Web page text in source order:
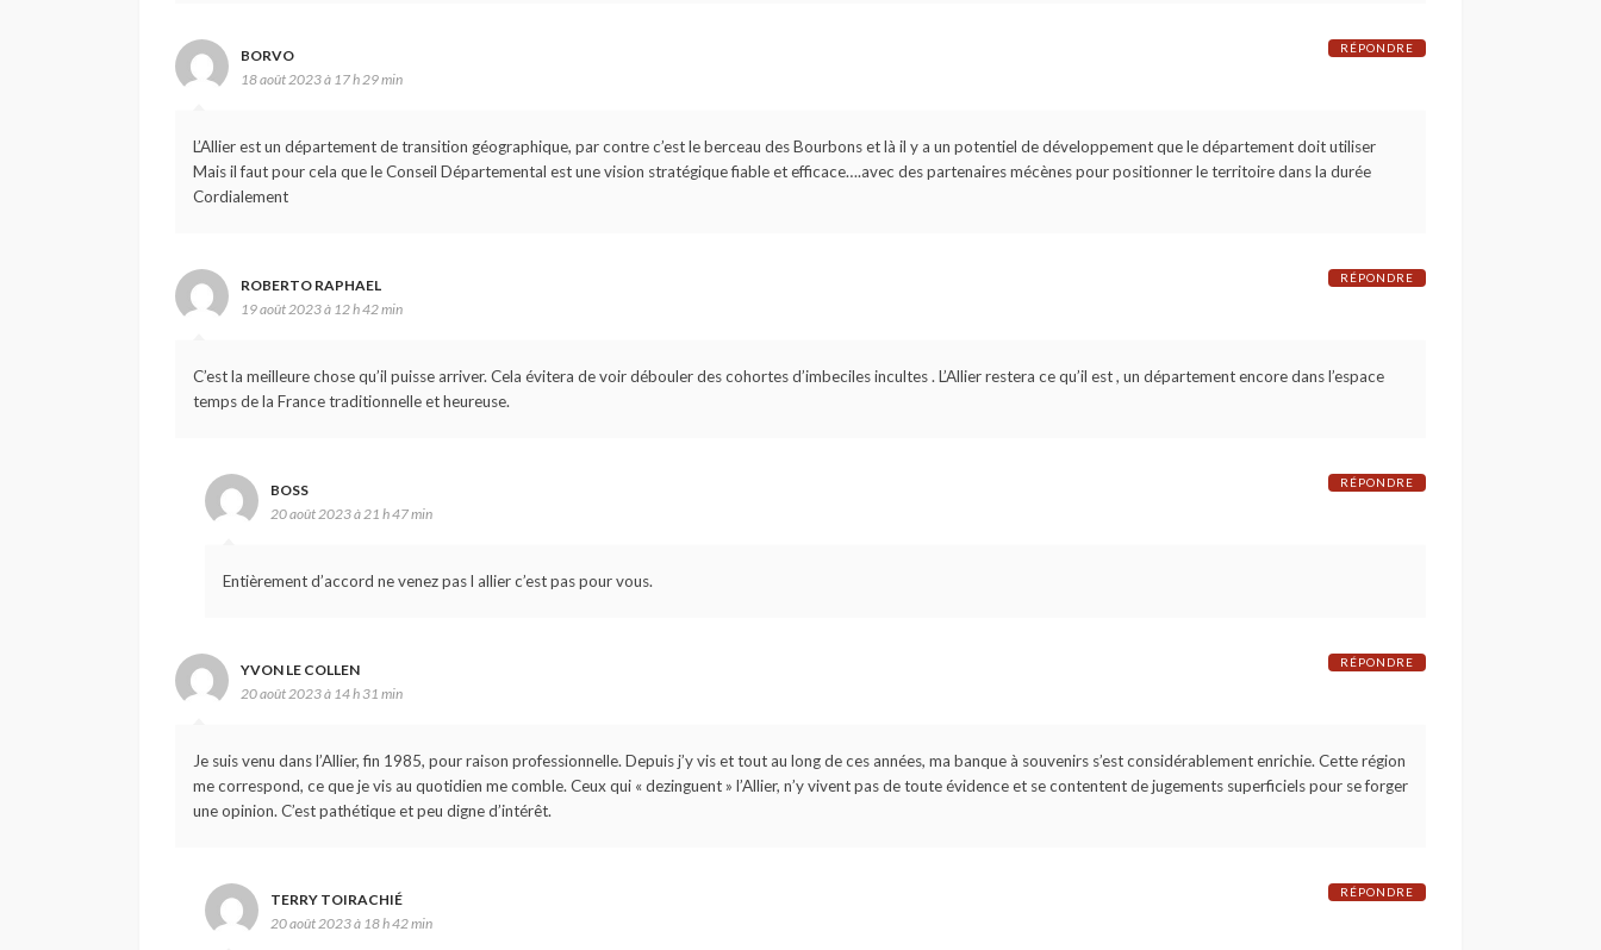
BORVO
18 août 2023 à 17 h 29 min
L’Allier est un département de transition géographique, par contre c’est le berceau des Bourbons et là il y a un potentiel de développement que le département doit utiliser
Mais il faut pour cela que le Conseil Départemental est une vision stratégique fiable et efficace….avec des partenaires mécènes pour positionner le territoire dans la durée
Cordialement
RÉPONDRE
ROBERTO RAPHAEL
19 août 2023 à 12 h 42 min
C’est la meilleure chose qu’il puisse arriver. Cela évitera de voir débouler des cohortes d’imbeciles incultes . L’Allier restera ce qu’il est , un département encore dans l’espace
temps de la France traditionnelle et heureuse.
RÉPONDRE
BOSS
20 août 2023 à 21 h 47 min
Entièrement d’accord ne venez pas l allier c’est pas pour vous.
RÉPONDRE
YVON LE COLLEN
20 août 2023 à 14 h 31 min
Je suis venu dans l’Allier, fin 1985, pour raison professionnelle. Depuis j’y vis et tout au long de ces années, ma banque à souvenirs s’est considérablement enrichie. Cette région
me correspond, ce que je vis au quotidien me comble. Ceux qui « dezinguent » l’Allier, n’y vivent pas de toute évidence et se contentent de jugements superficiels pour se forger
une opinion. C’est pathétique et peu digne d’intérêt.
RÉPONDRE
TERRY TOIRACHIÉ
20 août 2023 à 18 h 42 min
RÉPONDRE